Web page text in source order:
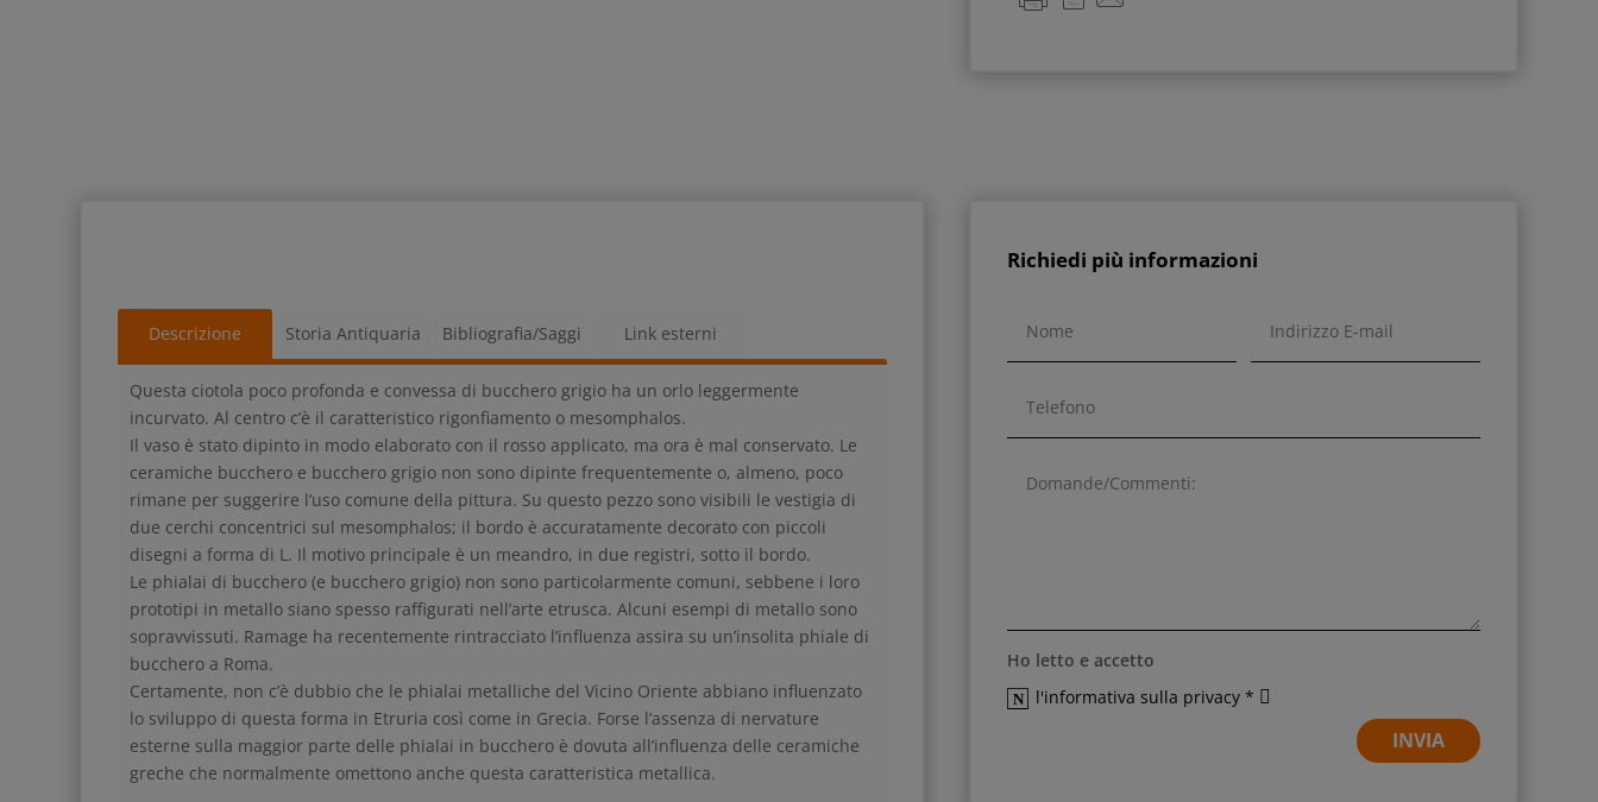
Descrizione Storia Antiquaria Bibliografia/Saggi Link esterni
Questa ciotola poco profonda e convessa di bucchero grigio ha un orlo leggermente
incurvato. Al centro c’è il caratteristico rigonfiamento o mesomphalos.
Il vaso è stato dipinto in modo elaborato con il rosso applicato, ma ora è mal conservato. Le
ceramiche bucchero e bucchero grigio non sono dipinte frequentemente o, almeno, poco
rimane per suggerire l’uso comune della pittura. Su questo pezzo sono visibili le vestigia di
due cerchi concentrici sul mesomphalos; il bordo è accuratamente decorato con piccoli
disegni a forma di L. Il motivo principale è un meandro, in due registri, sotto il bordo.
Le phialai di bucchero (e bucchero grigio) non sono particolarmente comuni, sebbene i loro
prototipi in metallo siano spesso raffigurati nell’arte etrusca. Alcuni esempi di metallo sono
sopravvissuti. Ramage ha recentemente rintracciato l’influenza assira su un’insolita phiale di
bucchero a Roma.
Certamente, non c’è dubbio che le phialai metalliche del Vicino Oriente abbiano influenzato
lo sviluppo di questa forma in Etruria così come in Grecia. Forse l’assenza di nervature
esterne sulla maggior parte delle phialai in bucchero è dovuta all’influenza delle ceramiche
greche che normalmente omettono anche questa caratteristica metallica.
Richiedi più informazioni
Ho letto e accetto
l'informativa sulla privacy *
INVIA